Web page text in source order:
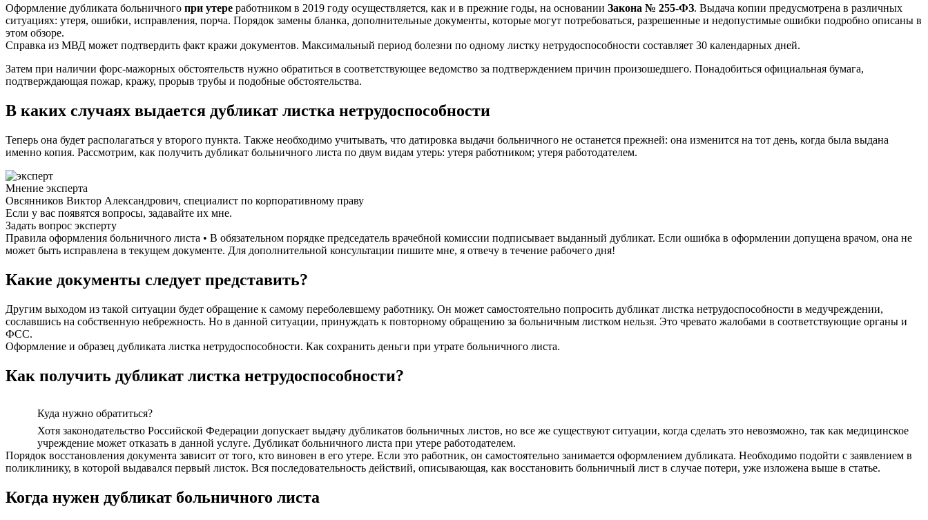
Оформление дубликата больничного при утере работником в 2019 году осуществляется, как и в прежние годы, на основании Закона № 255-ФЗ. Выдача копии предусмотрена в различных
ситуациях: утеря, ошибки, исправления, порча. Порядок замены бланка, дополнительные документы, которые могут потребоваться, разрешенные и недопустимые ошибки подробно описаны в
этом обзоре.
Справка из МВД может подтвердить факт кражи документов. Максимальный период болезни по одному листку нетрудоспособности составляет 30 календарных дней.
Затем при наличии форс-мажорных обстоятельств нужно обратиться в соответствующее ведомство за подтверждением причин произошедшего. Понадобиться официальная бумага,
подтверждающая пожар, кражу, прорыв трубы и подобные обстоятельства.
В каких случаях выдается дубликат листка нетрудоспособности
Теперь она будет располагаться у второго пункта. Также необходимо учитывать, что датировка выдачи больничного не останется прежней: она изменится на тот день, когда была выдана
именно копия. Рассмотрим, как получить дубликат больничного листа по двум видам утерь: утеря работником; утеря работодателем.
Мнение эксперта
Овсянников Виктор Александрович, специалист по корпоративному праву
Если у вас появятся вопросы, задавайте их мне.
Задать вопрос эксперту
Правила оформления больничного листа • В обязательном порядке председатель врачебной комиссии подписывает выданный дубликат. Если ошибка в оформлении допущена врачом, она не
может быть исправлена в текущем документе. Для дополнительной консультации пишите мне, я отвечу в течение рабочего дня!
Какие документы следует представить?
Другим выходом из такой ситуации будет обращение к самому переболевшему работнику. Он может самостоятельно попросить дубликат листка нетрудоспособности в медучреждении,
сославшись на собственную небрежность. Но в данной ситуации, принуждать к повторному обращению за больничным листком нельзя. Это чревато жалобами в соответствующие органы и
ФСС.
Оформление и образец дубликата листка нетрудоспособности. Как сохранить деньги при утрате больничного листа.
Как получить дубликат листка нетрудоспособности?
Куда нужно обратиться?
Хотя законодательство Российской Федерации допускает выдачу дубликатов больничных листов, но все же существуют ситуации, когда сделать это невозможно, так как медицинское
учреждение может отказать в данной услуге. Дубликат больничного листа при утере работодателем.
Порядок восстановления документа зависит от того, кто виновен в его утере. Если это работник, он самостоятельно занимается оформлением дубликата. Необходимо подойти с заявлением в
поликлинику, в которой выдавался первый листок. Вся последовательность действий, описывающая, как восстановить больничный лист в случае потери, уже изложена выше в статье.
Когда нужен дубликат больничного листа